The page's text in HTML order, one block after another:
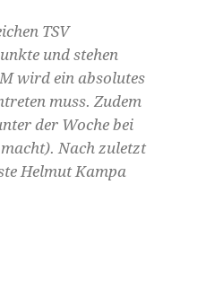
TSV
und stehen
wird ein absolutes
muss. Zudem
der Woche bei
Nach zuletzt
Helmut Kampa